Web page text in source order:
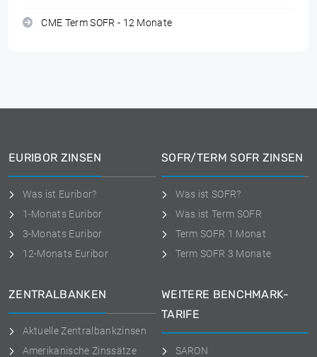
CME Term SOFR - 12 Monate
EURIBOR ZINSEN
Was ist Euribor?
1-Monats Euribor
3-Monats Euribor
12-Monats Euribor
SOFR/TERM SOFR ZINSEN
Was ist SOFR?
Was ist Term SOFR
Term SOFR 1 Monat
Term SOFR 3 Monate
ZENTRALBANKEN
Aktuelle Zentralbankzinsen
Amerikanische Zinssätze
WEITERE BENCHMARK-
TARIFE
SARON